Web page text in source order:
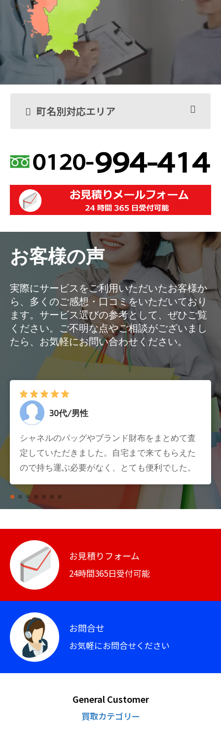
町名別対応エリア
お客様の声
実際にサービスをご利用いただいたお客様か
ら、多くのご感想・口コミをいただいており
ます。サービス選びの参考として、ぜひご覧
ください。ご不明な点やご相談がございまし
たら、お気軽にお問い合わせください。
30代/男性
シャネルのバッグやブランド財布をまとめて査
定していただきました。自宅まで来てもらえた
ので持ち運ぶ必要がなく、とても便利でした。
お見積りフォーム
24時間365日受付可能
お問合せ
お気軽にお問合せください
General Customer
買取カテゴリー